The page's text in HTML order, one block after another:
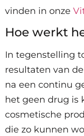
vinden in onze
Hoe werkt
In tegenstelling
resultaten van
na een continu
het geen drug is
cosmetische
die zo kunnen